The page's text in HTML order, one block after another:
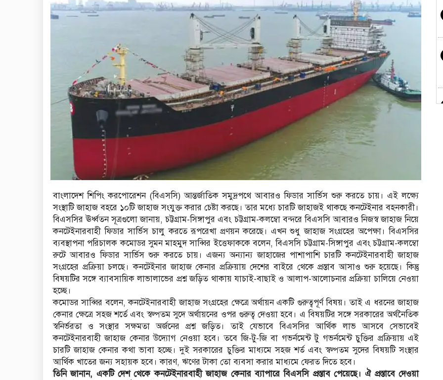
বাংলাদেশ শিপিং করপোরেশন (বিএসসি) আন্তর্জাতিক সমুদ্রপথে আবারও ফিডার সার্ভিস শুরু করতে চায়। এই লক্ষ্যে
সংস্থাটি জাহাজ বহরে ১০টি জাহাজ সংযুক্ত করার চেষ্টা করছে। তার মধ্যে চারটি জাহাজই থাকছে কনটেইনার বহনকারী।
বিএসসির ঊর্ধ্বতন সূত্রগুলো জানায়, চট্টগ্রাম-সিঙ্গাপুর এবং চট্টগ্রাম-কলম্বো বন্দরে বিএসসি আবারও নিজস্ব জাহাজ নিয়ে
কনটেইনারবাহী ফিডার সার্ভিস চালু করতে রূপরেখা প্রণয়ন করেছে। এখন শুধু জাহাজ সংগ্রহের অপেক্ষা। বিএসসির
ব্যবস্থাপনা পরিচালক কমোডর সুমন মাহমুদ সাব্বির ইত্তেফাককে বলেন, বিএসসি চট্টগ্রাম-সিঙ্গাপুর এবং চট্টগ্রাম-কলম্বো
রুটে আবারও ফিডার সার্ভিস শুরু করতে চায়। এজন্য অন্যান্য জাহাজের পাশাপাশি চারটি কনটেইনারবাহী জাহাজ
সংগ্রহের প্রক্রিয়া চলছে। কনটেইনার জাহাজ কেনার প্রক্রিয়ায় দেশের বাইরে থেকে প্রস্তাব আসাও শুরু হয়েছে। কিন্তু
বিষয়টির সঙ্গে ব্যাবসায়িক লাভালাভের প্রশ্ন জড়িত থাকায় যাচাই-বাছাই ও আলাপ-আলোচনার প্রক্রিয়া চালিয়ে নেওয়া
হচ্ছে।
কমোডর সাব্বির বলেন, কনটেইনারবাহী জাহাজ সংগ্রহের ক্ষেত্রে অর্থায়ন একটি গুরুত্বপূর্ণ বিষয়। তাই এ ধরনের জাহাজ
কেনার ক্ষেত্রে সহজ শর্তে এবং স্বল্পতম সুদে অর্থায়নের ওপর গুরুত্ব দেওয়া হবে। এ বিষয়টির সঙ্গে সরকারের অর্থনৈতিক
স্বনির্ভরতা ও সংস্থার সক্ষমতা অর্জনের প্রশ্ন জড়িত। তাই যেভাবে বিএসসির আর্থিক লাভ আসবে সেভাবেই
কনটেইনারবাহী জাহাজ কেনার উদ্যোগ নেওয়া হবে। তবে জি-টু-জি বা গভর্নমেন্ট টু গভর্নমেন্ট চুক্তির প্রক্রিয়ায় এই
চারটি জাহাজ কেনার কথা ভাবা হচ্ছে। দুই সরকারের চুক্তির মাধ্যমে সহজ শর্ত এবং স্বল্পতম সুদের বিষয়টি সংস্থার
আর্থিক খাতের জন্য সহায়ক হবে। কারণ, ঋণের টাকা তো ব্যবসা করার মাধ্যমে ফেরত দিতে হবে।
তিনি জানান, একটি দেশ থেকে কনটেইনারবাহী জাহাজ কেনার ব্যাপারে বিএসসি প্রস্তাব পেয়েছে। ঐ প্রস্তাবে দেওয়া